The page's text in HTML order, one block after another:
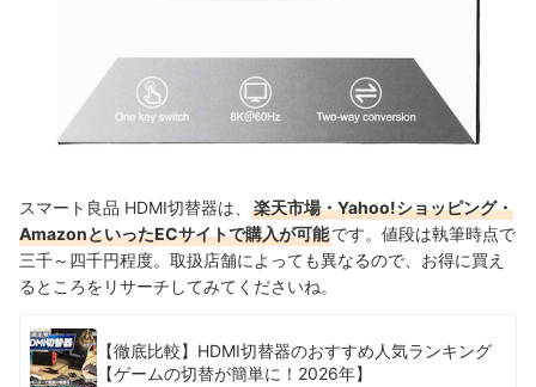
スマート良品 HDMI切替器は、
楽天市場・Yahoo!ショッピング・
AmazonといったECサイトで購入が可能です。値段は執筆時点で
三千～四千円程度。取扱店舗によっても異なるので、お得に買え
るところをリサーチしてみてくださいね。
【徹底比較】HDMI切替器のおすすめ人気ランキング
【ゲームの切替が簡単に！2026年】